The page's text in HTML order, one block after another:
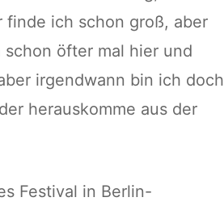
finde ich schon groß, aber
öfter mal hier und
irgendwann bin ich doch
herauskomme aus der
Festival in Berlin-